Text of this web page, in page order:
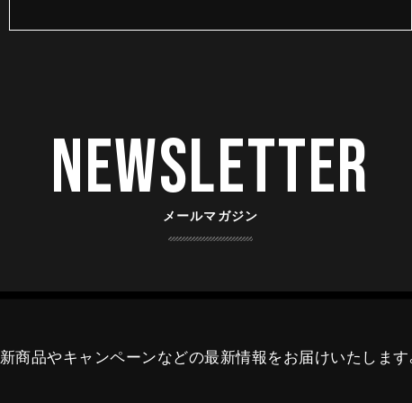
Newsletter
メールマガジン
新商品やキャンペーンなどの最新情報をお届けいたします